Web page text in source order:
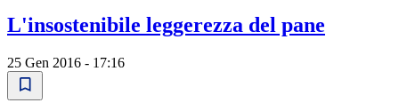
L'insostenibile leggerezza del pane
25 Gen 2016 - 17:16